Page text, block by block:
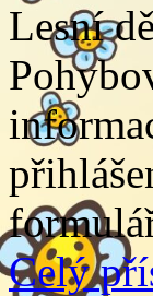
Lesní
Celý